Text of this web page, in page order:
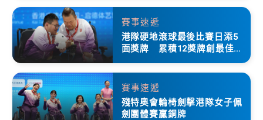
賽事速遞
港隊硬地滾球最後比賽日添5
面獎牌 累積12獎牌創最佳成
賽事速遞
殘特奧會輪椅劍擊港隊女子佩
劍團體賽贏銅牌